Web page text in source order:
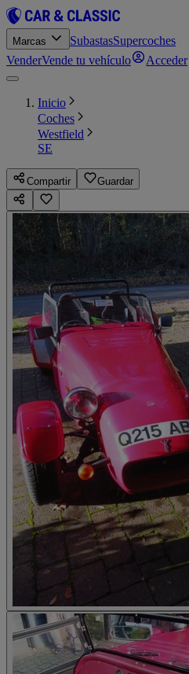
Marcas SubastasSupercoches
VenderVende tu vehículo Acceder
Inicio
Coches
Westfield
SE
Compartir Guardar